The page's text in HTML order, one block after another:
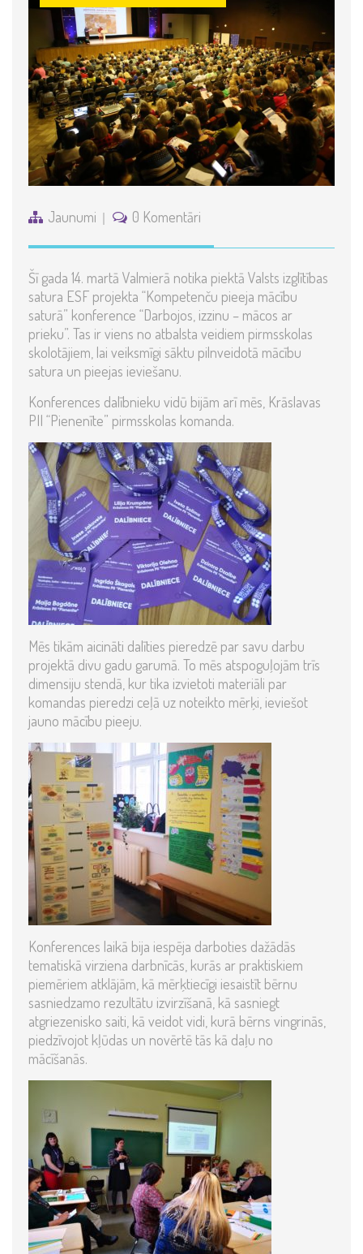
Jaunumi 0 Komentāri
Šī gada 14. martā Valmierā notika piektā Valsts izglītības
satura ESF projekta “Kompetenču pieeja mācību
saturā” konference “Darbojos, izzinu – mācos ar
prieku”. Tas ir viens no atbalsta veidiem pirmsskolas
skolotājiem, lai veiksmīgi sāktu pilnveidotā mācību
satura un pieejas ieviešanu.
Konferences dalībnieku vidū bijām arī mēs, Krāslavas
PII “Pienenīte” pirmsskolas komanda.
Mēs tikām aicināti dalīties pieredzē par savu darbu
projektā divu gadu garumā. To mēs atspoguļojām trīs
dimensiju stendā, kur tika izvietoti materiāli par
komandas pieredzi ceļā uz noteikto mērķi, ieviešot
jauno mācību pieeju.
Konferences laikā bija iespēja darboties dažādās
tematiskā virziena darbnīcās, kurās ar praktiskiem
piemēriem atklājām, kā mērķtiecīgi iesaistīt bērnu
sasniedzamo rezultātu izvirzīšanā, kā sasniegt
atgriezenisko saiti, kā veidot vidi, kurā bērns vingrinās,
piedzīvojot kļūdas un novērtē tās kā daļu no
mācīšanās.